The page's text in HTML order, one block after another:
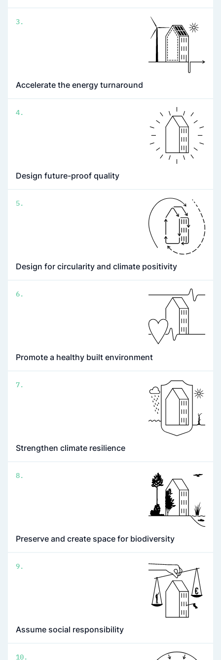
3.
Accelerate the energy turnaround
4.
Design future-proof quality
5.
Design for circularity and climate positivity
6.
Promote a healthy built environment
7.
Strengthen climate resilience
8.
Preserve and create space for biodiversity
9.
Assume social responsibility
10.